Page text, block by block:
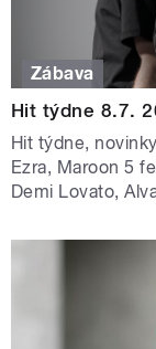
Zábava
Hit týdne 8.7.
Hit týdne,
Ezra, Maroon 5
Demi Lovato,